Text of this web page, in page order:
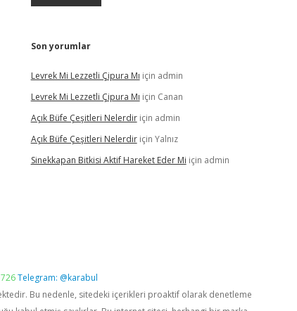
Son yorumlar
Levrek Mi Lezzetli Çipura Mı için admin
Levrek Mi Lezzetli Çipura Mı için Canan
Açık Büfe Çeşitleri Nelerdiriçin admin
Açık Büfe Çeşitleri Nelerdiriçin Yalnız
Sinekkapan Bitkisi Aktif Hareket Eder Mi için admin
Telegram: @karabul
Bu nedenle, sitedeki içerikleri proaktif olarak denetleme